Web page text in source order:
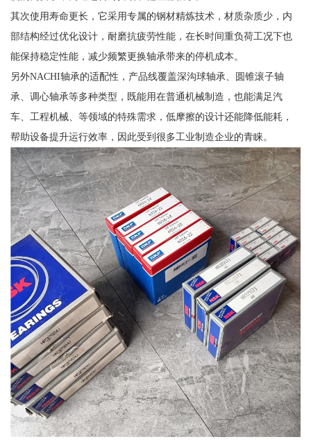
其次使用寿命更长，它采用专属的钢材精炼技术，材质杂质少，内
部结构经过优化设计，耐磨抗疲劳性能，在长时间重负荷工况下也
能保持稳定性能，减少频繁更换轴承带来的停机成本。
另外NACHI轴承的适配性，产品线覆盖深沟球轴承、圆锥滚子轴
承、调心轴承等多种类型，既能用在普通机械制造，也能满足汽
车、工程机械、等领域的特殊需求，低摩擦的设计还能降低能耗，
帮助设备提升运行效率，因此受到很多工业制造企业的青睐。